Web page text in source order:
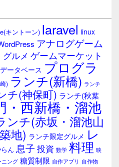
キントーン) laravel linux
アナログゲーム
グルメ ゲームマーケット
データベース プログラ
) ランチ(新橋) ランチ
チ(神保町) ランチ(秋葉
・西新橋・溜池
ンチ(赤坂・溜池山
地) ランチ限定グルメ レ
ん 息子 投資 数学 料理 映
ニング 糖質制限 自作アプリ 自作物